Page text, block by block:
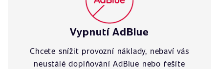
Vypnutí AdBlue
Chcete snížit provozní náklady, nebaví vás
neustálé doplňování AdBlue nebo řešíte